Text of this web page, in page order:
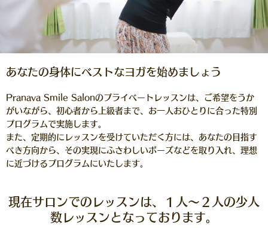
あなたの身体にベストなヨガを始めましょう
Pranava Smile Salonのプライベートレッスンは、ご希望をうか
がいながら、初心者から上級者まで、お一人おひとりに合った特別
プログラムで実施します。
また、定期的にレッスンを受けていただく方には、あなたの目指す
べき方向から、その実現にふさわしいポーズなどを取り入れ、理想
に近づけるプログラムにいたします。
現在サロンでのレッスンは、１人～２人の少人
数レッスンとなっております。